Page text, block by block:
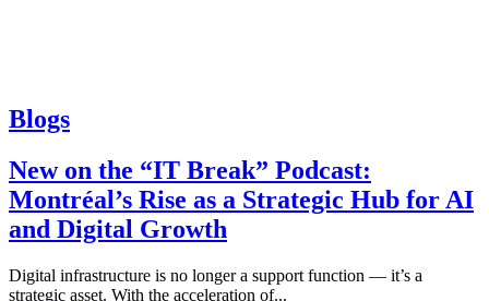
Blogs
New on the “IT Break” Podcast:
Montréal’s Rise as a Strategic Hub for AI
and Digital Growth
Digital infrastructure is no longer a support function — it’s a
strategic asset. With the acceleration of...